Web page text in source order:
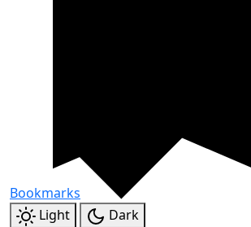
Bookmarks
Light
Dark